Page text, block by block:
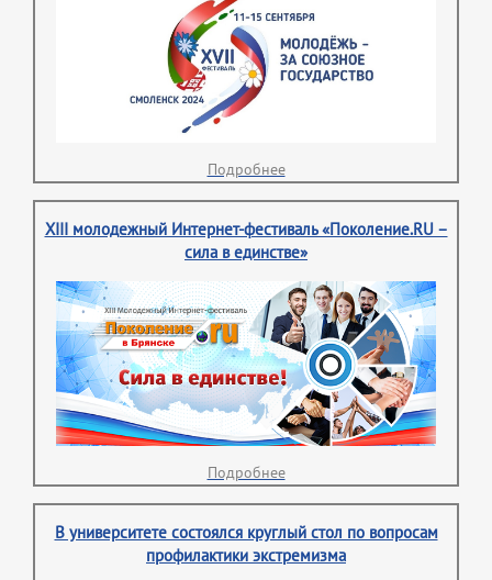
Подробнее
XIII молодежный Интернет-фестиваль «Поколение.RU –
сила в единстве»
Подробнее
В университете состоялся круглый стол по вопросам
профилактики экстремизма